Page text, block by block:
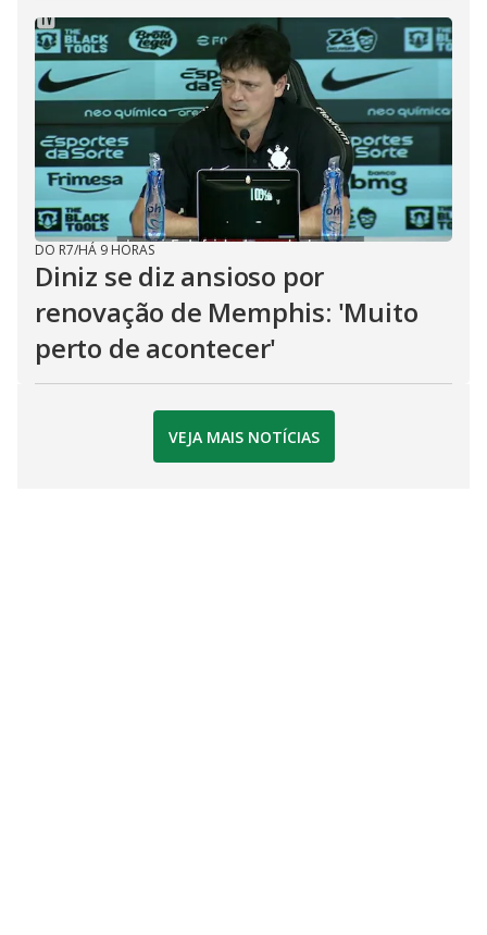
DO R7/HÁ 9 HORAS
Diniz se diz ansioso por
renovação de Memphis: 'Muito
perto de acontecer'
VEJA MAIS NOTÍCIAS